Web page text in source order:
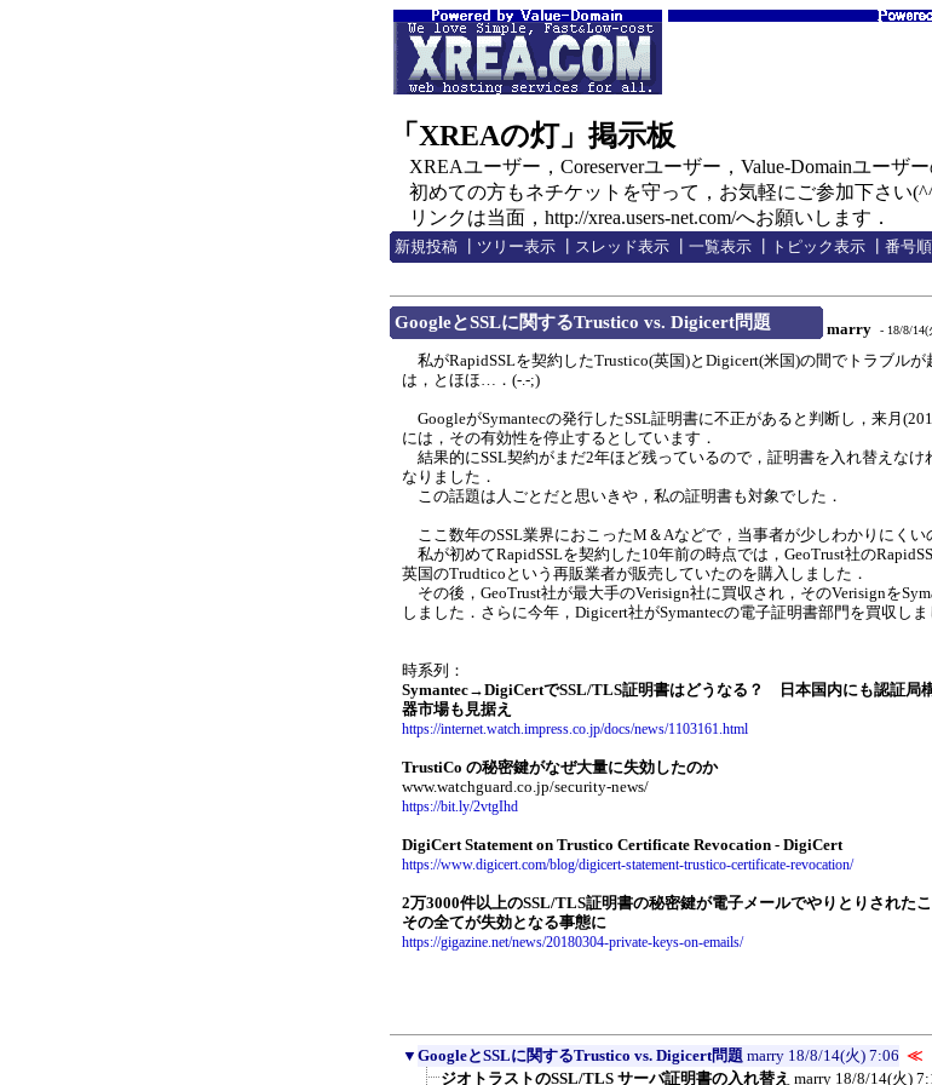
「XREAの灯」掲示板
XREAユーザー，Coreserverユーザー，Value-Domainユーザー
初めての方もネチケットを守って，お気軽にご参加下さい
リンクは当面，http://xrea.users-net.com/へお願いします．
新規投稿 ツリー表示 スレッド表示 一覧表示 トピック表示 番号
GoogleとSSLに関するTrustico vs. Digicert問題 marry - 18/8/14(
私がRapidSSLを契約したTrustico(英国)とDigicert(米国)の間でトラブルが
は，とほほ…．(-.-;)
GoogleがSymantecの発行したSSL証明書に不正があると判断し，来月
には，その有効性を停止するとしています．
結果的にSSL契約がまだ2年ほど残っているので，証明書を入れ替えなけ
なりました．
この話題は人ごとだと思いきや，私の証明書も対象でした．
ここ数年のSSL業界におこったM＆Aなどで，当事者が少しわかりにくい
私が初めてRapidSSLを契約した10年前の時点では，GeoTrust社の
英国のTrudticoという再販業者が販売していたのを購入しました．
その後，GeoTrust社が最大手のVerisign社に買収され，そのVerisignを
しました．さらに今年，Digicert社がSymantecの電子証明書部門を買収しま
時系列：
Symantec→DigiCertでSSL/TLS証明書はどうなる？ 日本国内にも認証局
器市場も見据え
https://internet.watch.impress.co.jp/docs/news/1103161.html
TrustiCo の秘密鍵がなぜ大量に失効したのか
www.watchguard.co.jp/security-news/
https://bit.ly/2vtgIhd
DigiCert Statement on Trustico Certificate Revocation - DigiCert
https://www.digicert.com/blog/digicert-statement-trustico-certificate-revocation/
2万3000件以上のSSL/TLS証明書の秘密鍵が電子メールでやりとりされたこ
その全てが失効となる事態に
https://gigazine.net/news/20180304-private-keys-on-emails/
▼ GoogleとSSLに関するTrustico vs. Digicert問題 marry 18/8/14(火) 7:06 ≪
ジオトラストのSSL/TLS サーバ証明書の入れ替え marry 18/8/14(火)